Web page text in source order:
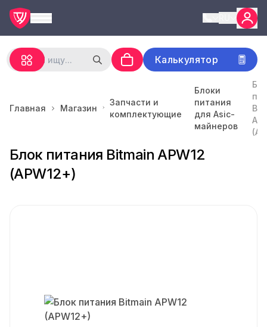
Калькулятор
Главная Магазин
Запчасти и
комплектующие
Блоки
питания
для Asic-
майнеров
Блок питания Bitmain APW12
(APW12+)